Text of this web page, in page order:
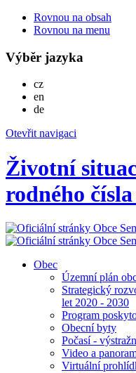
Rovnou na obsah
Rovnou na menu
Výběr jazyka
czČesky
en
deDeutsch
Otevřit navigaci
Životní
rodného
Obec
Územní plán
Strategický
let 2020 - 2030
Program
Obecní byty
Počasí -
Video a
Virtuální